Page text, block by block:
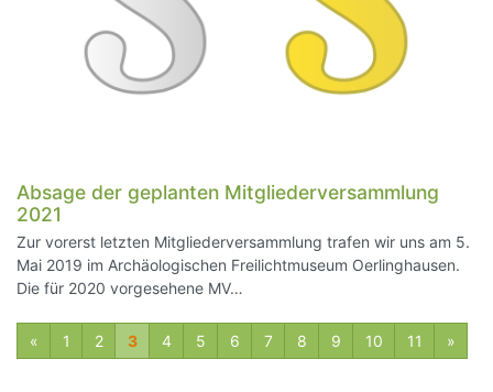
Absage der geplanten Mitgliederversammlung
2021
Zur vorerst letzten Mitgliederversammlung trafen wir uns am 5.
Mai 2019 im Archäologischen Freilichtmuseum Oerlinghausen.
Die für 2020 vorgesehene MV…
« vorherige
1 2 3 4 5 6 7 8 9 10 11 »